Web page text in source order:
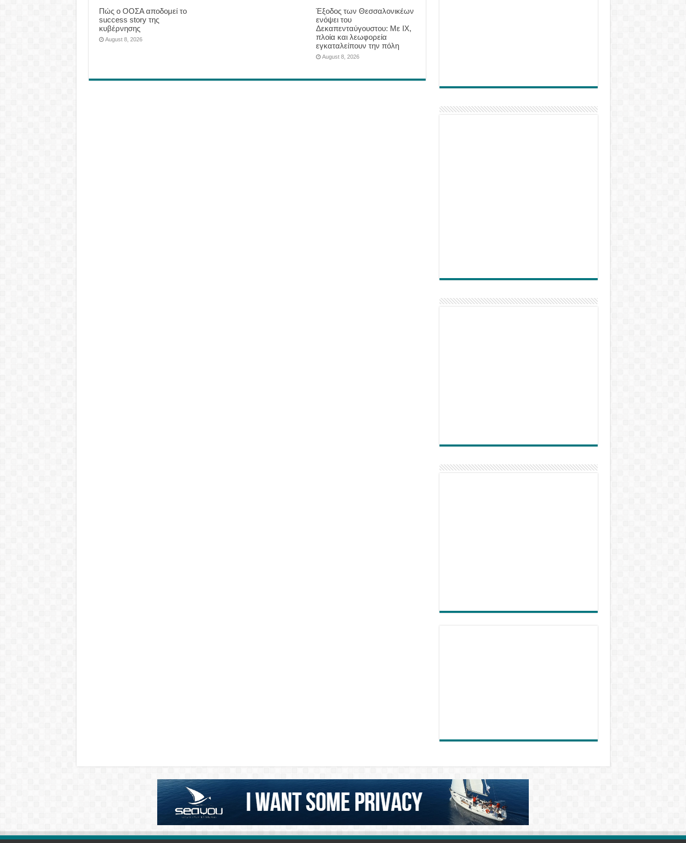
Πώς ο ΟΟΣΑ αποδομεί το
success story της
κυβέρνησης
August 8, 2026
Έξοδος των Θεσσαλονικέων
ενόψει του
Δεκαπενταύγουστου: Με ΙΧ,
πλοία και λεωφορεία
εγκαταλείπουν την πόλη
August 8, 2026